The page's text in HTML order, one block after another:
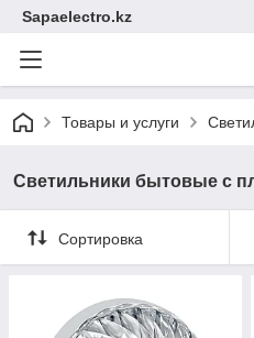
Sapaelectro.kz
Товары и услуги
Светильники бытовые с
Сортировка